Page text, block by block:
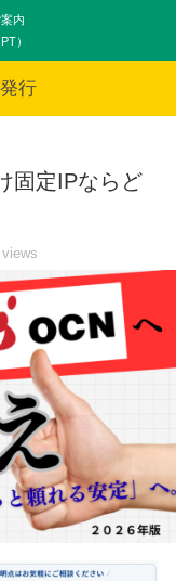
内
）
行
固定IPならど